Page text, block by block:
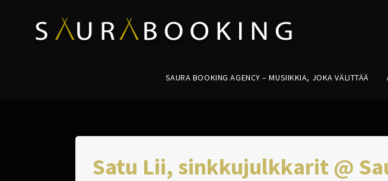
SAURA BOOKING AGENCY – MUSIIKKIA, JOKA VÄLITTÄÄ
Satu Lii, sinkkujulkkarit @